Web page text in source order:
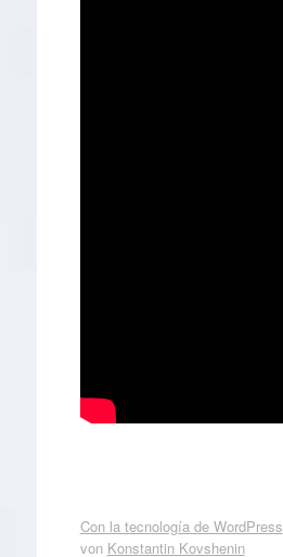
Con la tecnología de WordPress
von Konstantin Kovshenin